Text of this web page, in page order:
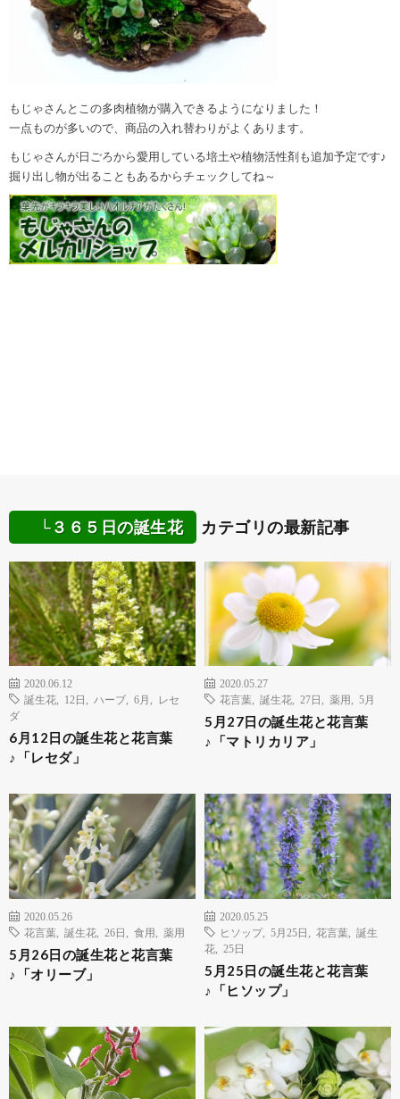
もじゃさんとこの多肉植物が購入できるようになりました！
一点ものが多いので、商品の入れ替わりがよくあります。
もじゃさんが日ごろから愛用している培土や植物活性剤も追加予定です♪
掘り出し物が出ることもあるからチェックしてね～
└３６５日の誕生花 カテゴリの最新記事
2020.06.12
誕生花
12日 ハーブ 6月
レセ
ダ
6月12日の誕生花と花言葉
♪「レセダ」
2020.05.27
花言葉
誕生花 27日 薬用 5月
5月27日の誕生花と花言葉
♪「マトリカリア」
2020.05.26
花言葉
誕生花 26日 食用 薬用
5月26日の誕生花と花言葉
♪「オリーブ」
2020.05.25
ヒソップ
5月25日 花言葉
誕生
花
25日
5月25日の誕生花と花言葉
♪「ヒソップ」